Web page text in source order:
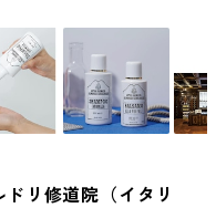
リ修道院（イタリ